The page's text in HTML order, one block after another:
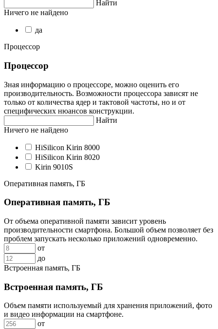
Найти
Ничего не найдено
да
Процессор
Процессор
Зная информацию о процессоре, можно оценить его
производительность. Возможности процессора зависят не
только от количества ядер и тактовой частоты, но и от
специфических нюансов конструкции.
Найти
Ничего не найдено
HiSilicon Kirin 8000
HiSilicon Kirin 8020
Kirin 9010S
Оперативная память, ГБ
Оперативная память, ГБ
От объема оперативной памяти зависит уровень
производительности смартфона. Большой объем позволяет без
проблем запускать несколько приложений одновременно.
от
до
Встроенная память, ГБ
Встроенная память, ГБ
Объем памяти используемый для хранения приложений, фото
и видео информации на смартфоне.
от